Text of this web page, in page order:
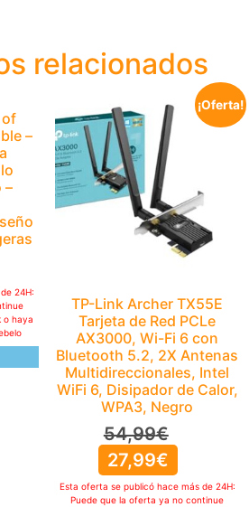
relacionados
of
–
–
24H:
o haya
¡Oferta!
TP-Link Archer TX55E
Tarjeta de Red PCLe
AX3000, Wi-Fi 6 con
Bluetooth 5.2, 2X Antenas
Multidireccionales, Intel
WiFi 6, Disipador de Calor,
WPA3, Negro
54,99€
27,99€
Esta oferta se publicó hace más de 24H:
Puede que la oferta ya no continue